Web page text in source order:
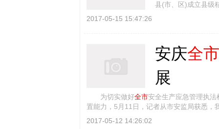
县(市、区)成立县
2017-05-15 15:47:26
安庆全市
展
为切实做好全市安全生产应急管理执
置能力，5月11日，记者从市安监局获悉，
2017-05-12 14:26:02